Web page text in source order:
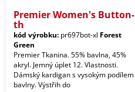
Premier Women's Button-
th
kód výrobku: pr697bot-xl Forest
Green
Premier Tkanina. 55% bavlna, 45%
akryl. Jemný úplet 12. Vlastnosti.
Dámský kardigan s vysokým podílem
bavlny. Výstřih do